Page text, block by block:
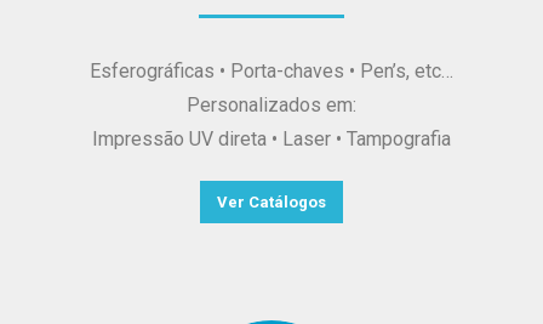
Esferográficas • Porta-chaves • Pen’s, etc…
Personalizados em:
Impressão UV direta • Laser • Tampografia
Ver Catálogos